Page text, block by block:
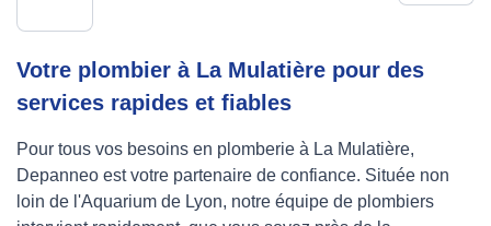
Votre plombier à La Mulatière pour des
services rapides et fiables
Pour tous vos besoins en plomberie à La Mulatière,
Depanneo est votre partenaire de confiance. Située non
loin de l'Aquarium de Lyon, notre équipe de plombiers